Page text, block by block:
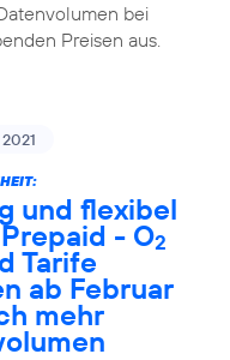
bei
Preisen aus.
und flexibel
Prepaid - O2
Tarife
ab Februar
mehr